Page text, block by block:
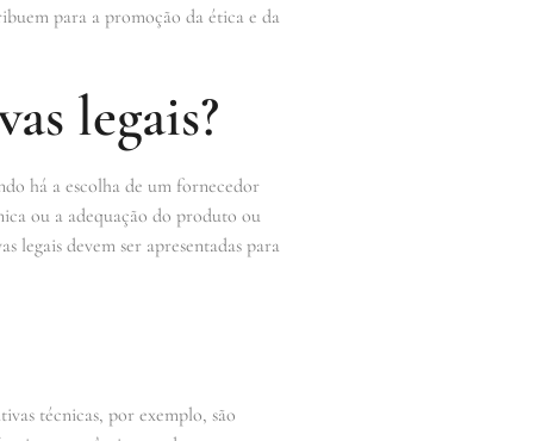
para a promoção da ética e da
legais?
há a escolha de um fornecedor
ou a adequação do produto ou
legais devem ser apresentadas para
técnicas, por exemplo, são